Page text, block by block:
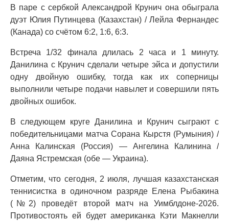
В паре с сербкой Александрой Крунич она обыграла
дуэт Юлия Путинцева (Казахстан) / Лейла Фернандес
(Канада) со счётом 6:2, 1:6, 6:3.
Встреча 1/32 финала длилась 2 часа и 1 минуту.
Данилина с Крунич сделали четыре эйса и допустили
одну двойную ошибку, тогда как их соперницы
выполнили четыре подачи навылет и совершили пять
двойных ошибок.
В следующем круге Данилина и Крунич сыграют с
победительницами матча Сорана Кырстя (Румыния) /
Анна Калинская (Россия) — Ангелина Калинина /
Даяна Ястремская (обе — Украина).
Отметим, что сегодня, 2 июля, лучшая казахстанская
теннисистка в одиночном разряде Елена Рыбакина
(№2) проведёт второй матч на Уимблдоне-2026.
Противостоять ей будет американка Кэти Макнелли